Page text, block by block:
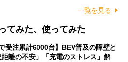
一覧を見る
てみた、使ってみた
受注累計6000台】BEV普及の障壁と
離の不安」「充電のストレス」解